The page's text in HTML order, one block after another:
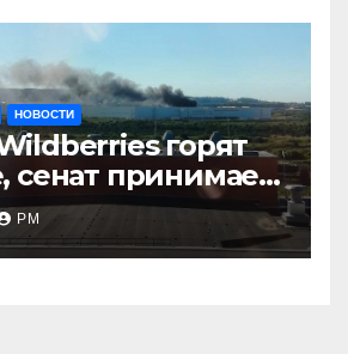
НОВОСТИ
горят
сенат принимает
закон
РМ